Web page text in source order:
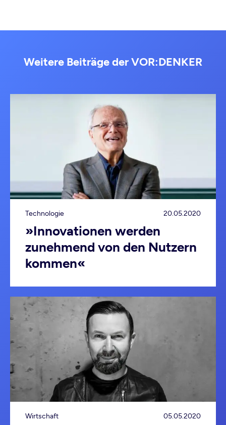
Weitere Beiträge der VOR:DENKER
Technologie 20.05.2020
»Innovationen werden
zunehmend von den Nutzern
kommen«
Wirtschaft 05.05.2020